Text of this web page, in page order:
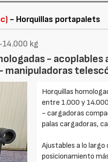
- Horquillas portapalets
14.000 kg
-
manipuladoras
Horquillas
entre 1.000 y
- cargadoras
palas cargadoras,
Ajustables a lo
posicionamiento